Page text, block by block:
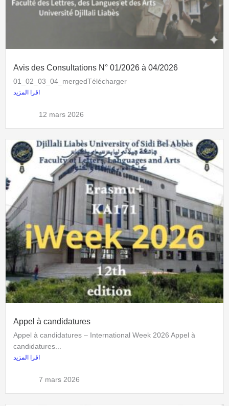
Avis des Consultations N° 01/2026 à 04/2026
01_02_03_04_mergedTélécharger
اقرا المزيد
12 mars 2026
Appel à candidatures
Appel à candidatures – International Week 2026 Appel à
candidatures...
اقرا المزيد
7 mars 2026